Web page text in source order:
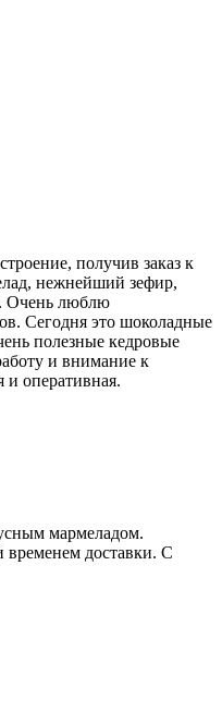
получив заказ к
нежнейший зефир,
Очень люблю
Сегодня это шоколадные
полезные кедровые
и внимание к
и оперативная.
мармеладом.
временем доставки. С